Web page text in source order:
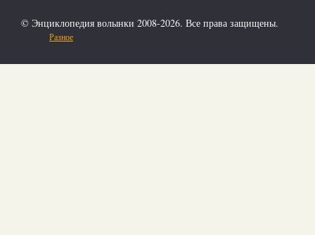
© Энциклопедия волынки 2008-2026. Все права защищены.
Разное